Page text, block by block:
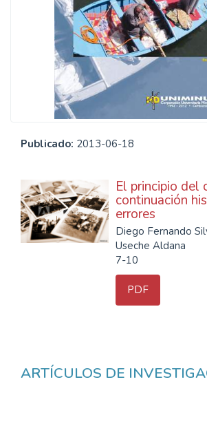
Publicado: 2013-06-18
El principio del
continuación
errores
Diego Fernando
Useche Aldana
7-10
PDF
ARTÍCULOS DE